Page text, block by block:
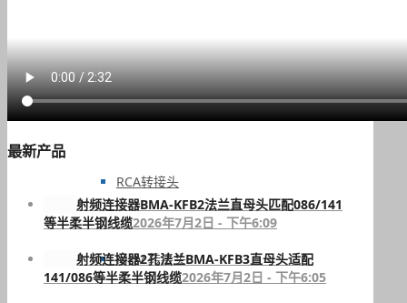
PAL转接头
RCA转接头
MHV 转接头
最新产品
射频连接器BMA-KFB2法兰直母头匹配086/141
等半柔半钢线缆2026年7月2日 - 下午6:09
射频连接器2孔法兰BMA-KFB3直母头适配
141/086等半柔半钢线缆2026年7月2日 - 下午6:05